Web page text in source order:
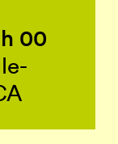
00